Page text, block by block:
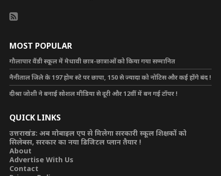
MOST POPULAR
गौलापार वैंडी स्कूल में मेधावी छात्र-छात्राओं को किया गया सम्मानित
नैनीताल जिले के 197 होम स्टे पर छापा, 150 से ज्यादा को नोटिस और कई होंगे बंद !
दीश्रा जोशी ने बनाई सोशल मीडिया से दूरी और 12वीं में बन गई टॉपर !
QUICK LINKS
उत्तराखंड: अब मोबाइल एप से मिलेगा सरकारी स्कूल शिक्षकों को
सिलेबस, सरकार का नया डिजिटल प्लान तैयार !
About
Advertise With Us
Contact